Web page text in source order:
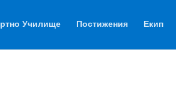
Училище Постижения Екип